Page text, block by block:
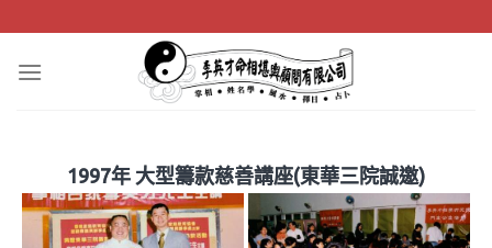
to
content
1997年 大型籌款慈善講座(東華三院誠邀)